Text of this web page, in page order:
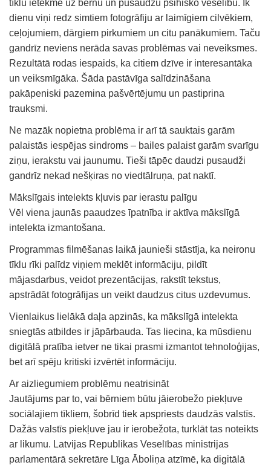
tīklu ietekme uz bērnu un pusaudžu psihisko veselību. Ik
dienu viņi redz simtiem fotogrāfiju ar laimīgiem cilvēkiem,
ceļojumiem, dārgiem pirkumiem un citu panākumiem. Taču
gandrīz neviens nerāda savas problēmas vai neveiksmes.
Rezultātā rodas iespaids, ka citiem dzīve ir interesantāka
un veiksmīgāka. Šāda pastāvīga salīdzināšana
pakāpeniski pazemina pašvērtējumu un pastiprina
trauksmi.
Ne mazāk nopietna problēma ir arī tā sauktais garām
palaistās iespējas sindroms – bailes palaist garām svarīgu
ziņu, ierakstu vai jaunumu. Tieši tāpēc daudzi pusaudži
gandrīz nekad nešķiras no viedtālruņa, pat naktī.
Mākslīgais intelekts kļuvis par ierastu palīgu
Vēl viena jaunās paaudzes īpatnība ir aktīva mākslīgā
intelekta izmantošana.
Programmas filmēšanas laikā jaunieši stāstīja, ka neironu
tīklu rīki palīdz viņiem meklēt informāciju, pildīt
mājasdarbus, veidot prezentācijas, rakstīt tekstus,
apstrādāt fotogrāfijas un veikt daudzus citus uzdevumus.
Vienlaikus lielākā daļa apzinās, ka mākslīgā intelekta
sniegtās atbildes ir jāpārbauda. Tas liecina, ka mūsdienu
digitālā pratība ietver ne tikai prasmi izmantot tehnoloģijas,
bet arī spēju kritiski izvērtēt informāciju.
Ar aizliegumiem problēmu neatrisināt
Jautājums par to, vai bērniem būtu jāierobežo piekļuve
sociālajiem tīkliem, šobrīd tiek apspriests daudzās valstīs.
Dažās valstīs piekļuve jau ir ierobežota, turklāt tas noteikts
ar likumu. Latvijas Republikas Veselības ministrijas
parlamentārā sekretāre Līga Āboliņa atzīmē, ka digitālā